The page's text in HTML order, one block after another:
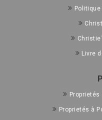
Livre
Proprietés
Proprietés à